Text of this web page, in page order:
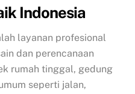
Indonesia
layanan profesional
dan perencanaan
rumah tinggal, gedung
seperti jalan,